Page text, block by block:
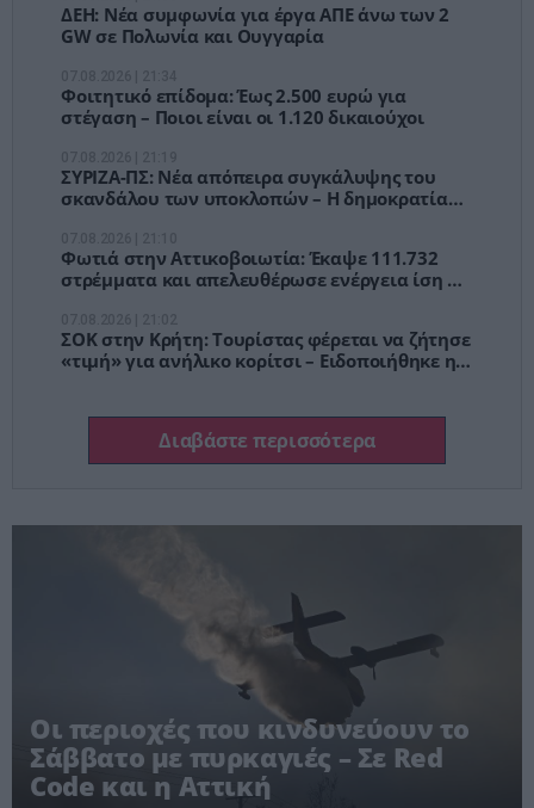
ΔΕΗ: Νέα συμφωνία για έργα ΑΠΕ άνω των 2
GW σε Πολωνία και Ουγγαρία
Φοιτητικό επίδομα: Έως 2.500 ευρώ για
στέγαση – Ποιοι είναι οι 1.120 δικαιούχοι
ΣΥΡΙΖΑ-ΠΣ: Νέα απόπειρα συγκάλυψης του
σκανδάλου των υποκλοπών – Η δημοκρατία
Φωτιά στην Αττικοβοιωτία: Έκαψε 111.732
στρέμματα και απελευθέρωσε ενέργεια ίση με
ΣΟΚ στην Κρήτη: Τουρίστας φέρεται να ζήτησε
«τιμή» για ανήλικο κορίτσι – Ειδοποιήθηκε η
Διαβάστε περισσότερα
Οι περιοχές που κινδυνεύουν το
Σάββατο με πυρκαγιές – Σε Red
Code και η Αττική